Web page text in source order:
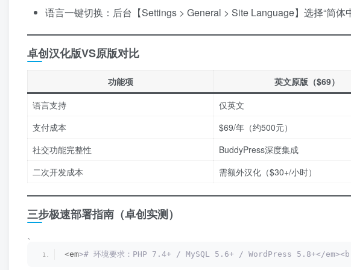
语言一键切换：后台【Settings > General > Site Language】选择“简体
卓创汉化版VS原版对比
功能项 英文原版（$69）​
语言支持
仅英文
支付成本
$69/年（约500元）
社交功能完整性
BuddyPress深度集成
二次开发成本
需额外汉化（$30+/小时）
三步极速部署指南（卓创实测）​
、
<em># 环境要求：PHP 7.4+ / MySQL 5.6+ / WordPress 5.8+</